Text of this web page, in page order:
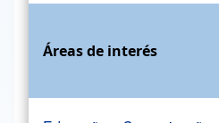
Áreas de interés